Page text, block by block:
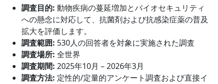
調査目的: 動物疾病の蔓延増加とバイオセキュリティ
への懸念に対応して、抗菌剤および抗感染症薬の普及
拡大を評価します。
調査範囲: 530人の回答者を対象に実施された調査
調査場所: 全世界
調査期間: 2025年10月 – 2026年3月
調査方法: 定性的/定量的アンケート調査および直接イ